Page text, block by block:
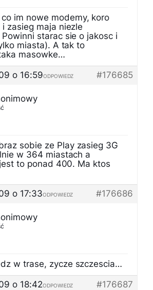
im nowe modemy, koro
zasieg maja niezle
starac sie o jakosc i
miasta). A tak to
masowke…
o 16:59
#176685
ODPOWIEDZ
sobie ze Play zasieg 3G
w 364 miastach a
to ponad 400. Ma ktos
o 17:33
#176686
ODPOWIEDZ
w trase, zycze szczescia…
o 18:42
#176687
ODPOWIEDZ